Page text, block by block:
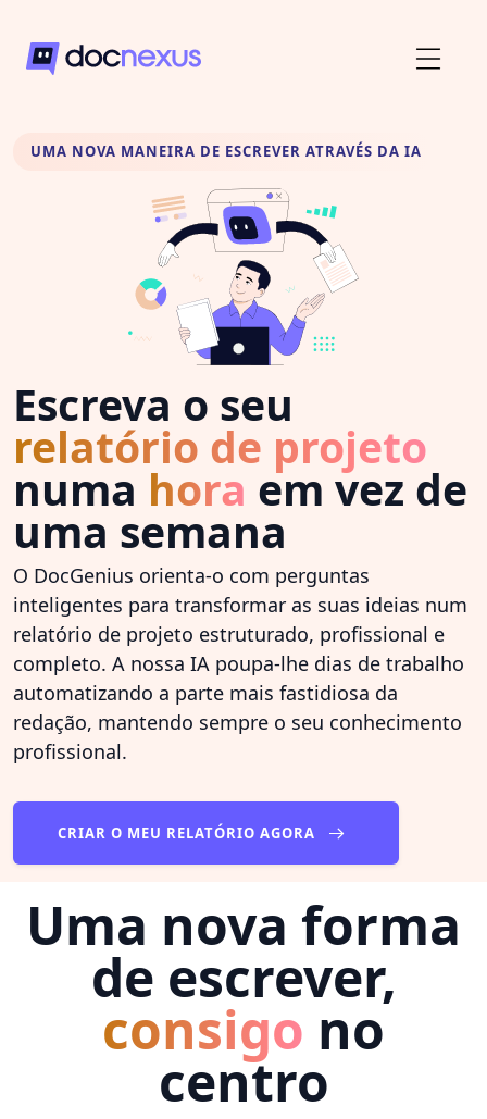
UMA NOVA MANEIRA DE ESCREVER ATRAVÉS DA IA
Escreva o seu
relatório de projeto
numa hora em vez de
uma semana
O DocGenius orienta-o com perguntas
inteligentes para transformar as suas ideias num
relatório de projeto estruturado, profissional e
completo. A nossa IA poupa-lhe dias de trabalho
automatizando a parte mais fastidiosa da
redação, mantendo sempre o seu conhecimento
profissional.
CRIAR O MEU RELATÓRIO AGORA
Uma nova forma
de escrever,
consigo no
centro